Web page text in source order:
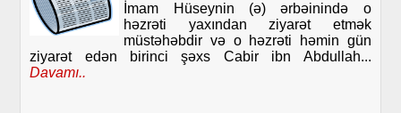
İmam Hüseynin (ə) ərbəinində o
həzrəti yaxından ziyarət etmək
müstəhəbdir və o həzrəti həmin gün
ziyarət edən birinci şəxs Cabir ibn Abdullah...
Davamı..